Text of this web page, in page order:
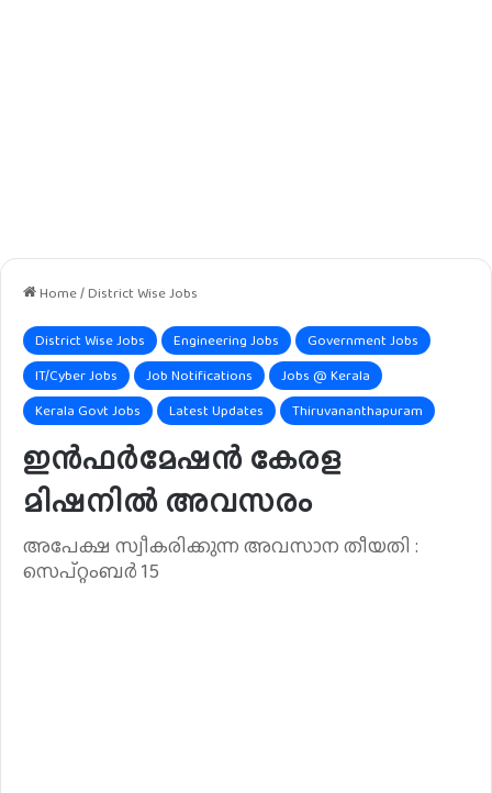
Home/ District Wise Jobs
District Wise Jobs Engineering Jobs
Government Jobs
IT/Cyber Jobs
Job Notifications
Jobs @ Kerala
Kerala Govt Jobs
Latest Updates Thiruvananthapuram
ഇൻഫർമേഷൻ കേരള
മിഷനിൽ അവസരം
അപേക്ഷ സ്വീകരിക്കുന്ന അവസാന തീയതി :
സെപ്റ്റംബർ 15